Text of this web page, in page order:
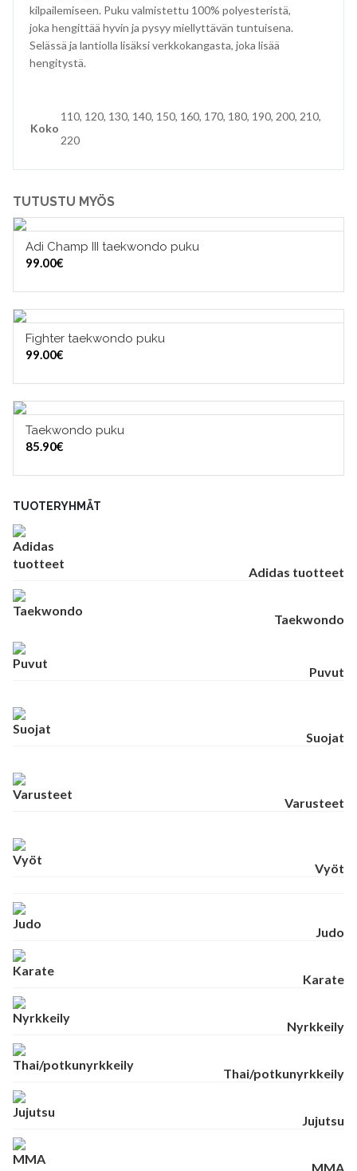
kilpailemiseen. Puku valmistettu 100% polyesteristä,
joka hengittää hyvin ja pysyy miellyttävän tuntuisena.
Selässä ja lantiolla lisäksi verkkokangasta, joka lisää
hengitystä.
Koko
110, 120, 130, 140, 150, 160, 170, 180, 190, 200, 210,
220
TUTUSTU MYÖS
VALITSE VAIHTOEHDOISTA
Adi Champ III taekwondo puku
99.00€
VALITSE VAIHTOEHDOISTA
Fighter taekwondo puku
99.00€
Taekwondo puku
85.90€
TUOTERYHMÄT
Adidas tuotteet
Taekwondo
Puvut
Suojat
Varusteet
Vyöt
Judo
Karate
Nyrkkeily
Thai/potkunyrkkeily
Jujutsu
MMA